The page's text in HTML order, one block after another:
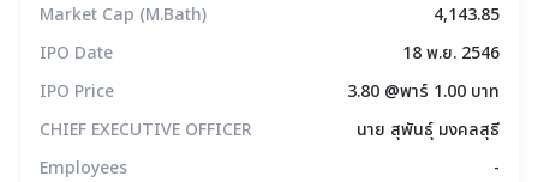
Market Cap (M.Bath)
4,143.85
IPO Date
18 พ.ย. 2546
IPO Price
3.80 @พาร์ 1.00 บาท
CHIEF EXECUTIVE OFFICER
นาย สุพันธุ์ มงคลสุธี
Employees
-